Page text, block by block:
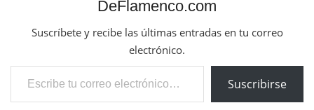
DeFlamenco.com
Suscríbete y recibe las últimas entradas en tu correo
electrónico.
Escribe tu correo electrónico…
Suscribirse